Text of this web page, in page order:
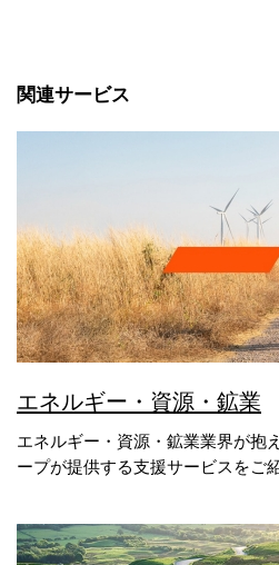
関連サービス
エネルギー・資源・鉱業
エネルギー・資源・鉱業業界が抱
ープが提供する支援サービスをご